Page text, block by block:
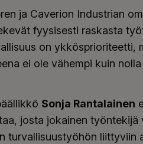
ja Caverion Industrian
fyysisesti raskasta
on ykkösprioriteetti,
ei ole vähempi kuin
Sonja Rantalainen
josta jokainen työntekijä
turvallisuustyöhön liittyviin